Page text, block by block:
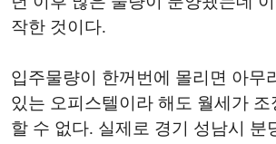
작한 것이다.
입주물량이 한꺼번에 몰리면 아무
있는 오피스텔이라 해도 월세가 조
할 수 없다. 실제로 경기 성남시 분